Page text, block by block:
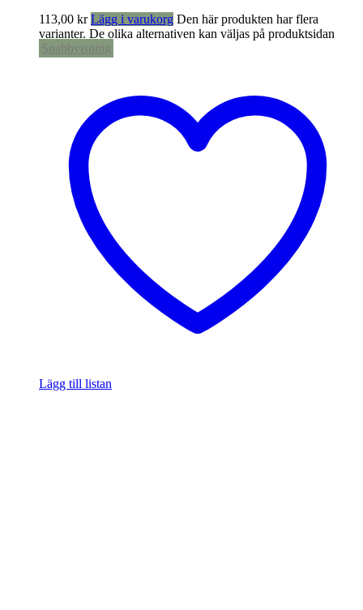
113,00 kr Lägg i varukorg Den här produkten har flera
varianter. De olika alternativen kan väljas på produktsidan
Snabbvisning
Lägg till listan